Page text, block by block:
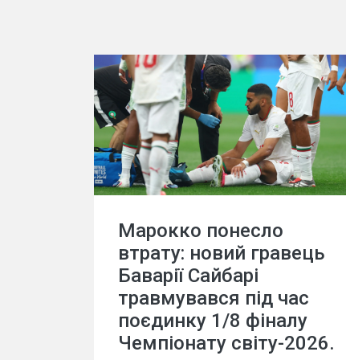
Марокко понесло
втрату: новий гравець
Баварії Сайбарі
травмувався під час
поєдинку 1/8 фіналу
Чемпіонату світу-2026.